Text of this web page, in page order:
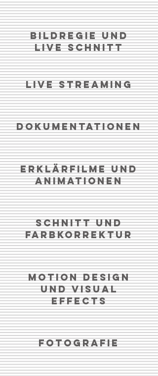
Bildregie und
Live Schnitt
Live Streaming
Dokumentationen
Erklärfilme und
Animationen
Schnitt und
Farbkorrektur
Motion Design
und Visual
Effects
Fotografie